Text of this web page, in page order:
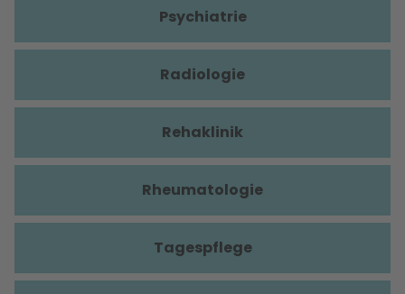
Psychiatrie
Radiologie
Rehaklinik
Rheumatologie
Tagespflege